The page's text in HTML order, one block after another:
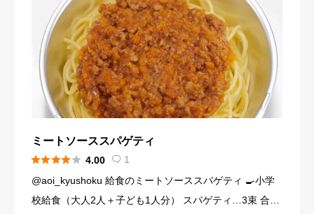
ミートソーススパゲティ
 4.00  1
@aoi_kyushoku 給食のミートソーススパゲティ 🍳小学
校給食（大人2人＋子ども1人分） スパゲティ…3束 合い